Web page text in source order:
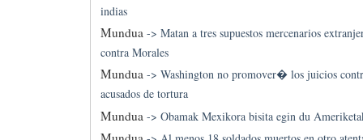
indias
Mundua-> Matan a tres supuestos mercenarios
contra Morales
Mundua-> Washington no promover� los juicios
acusados de tortura
Mundua -> Obamak Mexikora bisita egin du